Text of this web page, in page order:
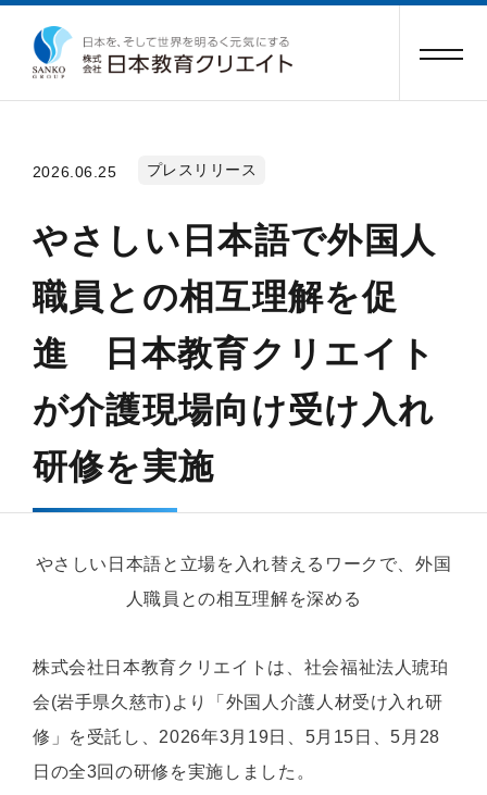
2026.06.25 プレスリリース
やさしい日本語で外国人
職員との相互理解を促
進 日本教育クリエイト
が介護現場向け受け入れ
研修を実施
やさしい日本語と立場を入れ替えるワークで、外国
人職員との相互理解を深める
株式会社日本教育クリエイトは、社会福祉法人琥珀
会(岩手県久慈市)より「外国人介護人材受け入れ研
修」を受託し、2026年3月19日、5月15日、5月28
日の全3回の研修を実施しました。